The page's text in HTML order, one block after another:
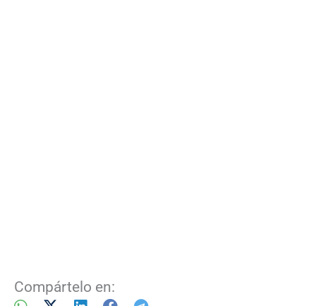
Compártelo en: